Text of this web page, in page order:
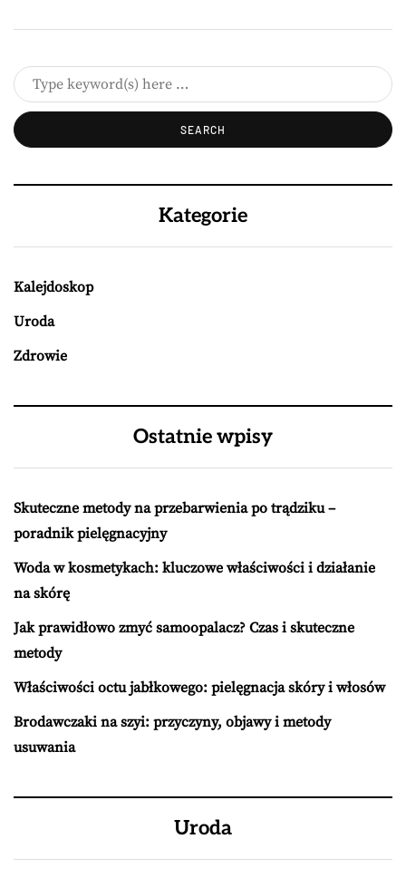
Kategorie
Kalejdoskop
Uroda
Zdrowie
Ostatnie wpisy
Skuteczne metody na przebarwienia po trądziku –
poradnik pielęgnacyjny
Woda w kosmetykach: kluczowe właściwości i działanie
na skórę
Jak prawidłowo zmyć samoopalacz? Czas i skuteczne
metody
Właściwości octu jabłkowego: pielęgnacja skóry i włosów
Brodawczaki na szyi: przyczyny, objawy i metody
usuwania
Uroda